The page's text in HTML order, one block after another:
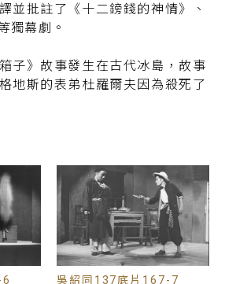
並批註了《十二鎊錢的神情》、
獨幕劇。
子》故事發生在古代冰島，故事
地斯的表弟杜羅爾夫因為殺死了
後，原本礙於親族義務不得不收
貪婪的本性便顯露出來，打算背
夫以換取賞金。
夫托德的卑劣行徑感到極度鄙
查時，她巧妙利用「上了鎖的箱
，瞞過追補者，並在保護了表弟
吳紹同137底片167-7